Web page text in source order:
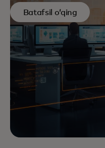
va
huquqlarni hurmat
qaratilgan
qo'llab-quvvatlashga
Batafsil oʻqing